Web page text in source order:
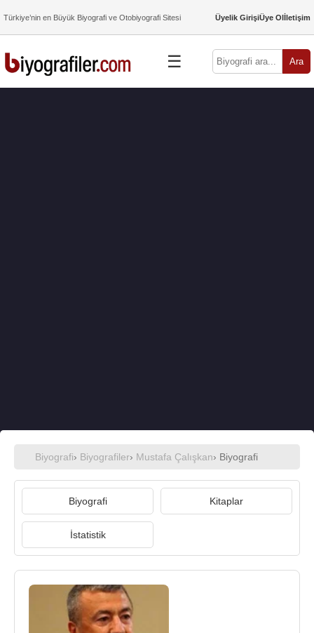
Türkiye’nin en Büyük Biyografi ve Otobiyografi Sitesi Üyelik GirişiÜye Olİletişim
☰ Ara
Biyografi› Biyografiler› Mustafa Çalışkan› Biyografi
Biyografi Kitaplar
İstatistik